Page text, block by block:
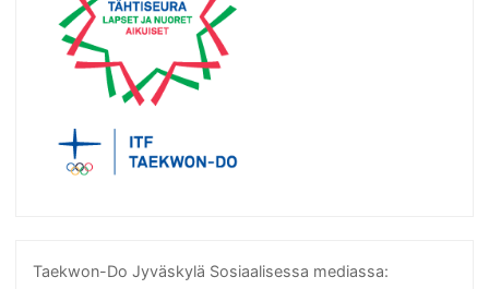
Taekwon-Do Jyväskylä Sosiaalisessa mediassa: